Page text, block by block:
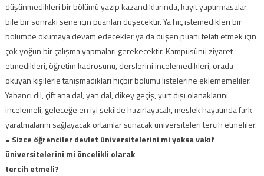
düşünmedikleri bir bölümü yazıp kazandıklarında, kayıt yaptırmasalar
bile bir sonraki sene için puanları düşecektir. Ya hiç istemedikleri bir
bölümde okumaya devam edecekler ya da düşen puanı telafi etmek için
çok yoğun bir çalışma yapmaları gerekecektir. Kampüsünü ziyaret
etmedikleri, öğretim kadrosunu, derslerini incelemedikleri, orada
okuyan kişilerle tanışmadıkları hiçbir bölümü listelerine eklememeliler.
Yabancı dil, çift ana dal, yan dal, dikey geçiş, yurt dışı olanaklarını
incelemeli, geleceğe en iyi şekilde hazırlayacak, meslek hayatında fark
yaratmalarını sağlayacak ortamlar sunacak üniversiteleri tercih etmeliler.
• Sizce öğrenciler devlet üniversitelerini miyoksa vakıf
üniversitelerini mi öncelikli olarak
tercih etmeli?